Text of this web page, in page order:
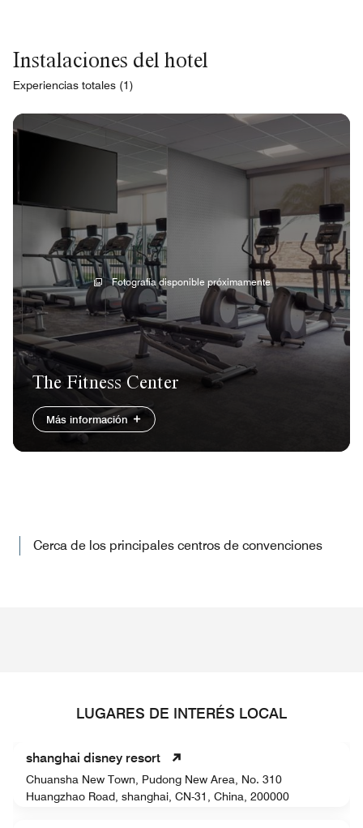
Instalaciones del hotel
Experiencias totales (1)
Fotografía disponible próximamente
The Fitness Center
Más información
Cerca de los principales centros de convenciones
LUGARES DE INTERÉS LOCAL
shanghai disney resort
Chuansha New Town, Pudong New Area, No. 310
Huangzhao Road, shanghai, CN-31, China, 200000